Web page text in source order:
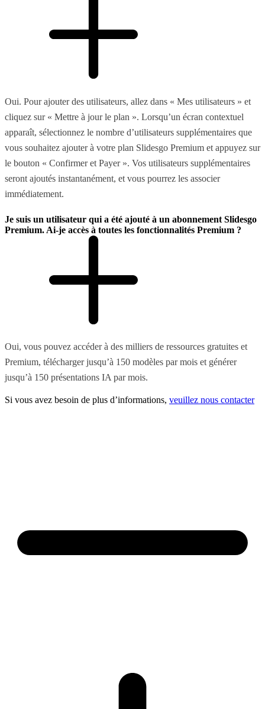
Oui. Pour ajouter des utilisateurs, allez dans « Mes utilisateurs » et
cliquez sur « Mettre à jour le plan ». Lorsqu’un écran contextuel
apparaît, sélectionnez le nombre d’utilisateurs supplémentaires que
vous souhaitez ajouter à votre plan Slidesgo Premium et appuyez sur
le bouton « Confirmer et Payer ». Vos utilisateurs supplémentaires
seront ajoutés instantanément, et vous pourrez les associer
immédiatement.
Je suis un utilisateur qui a été ajouté à un abonnement Slidesgo
Premium. Ai-je accès à toutes les fonctionnalités Premium ?
Oui, vous pouvez accéder à des milliers de ressources gratuites et
Premium, télécharger jusqu’à 150 modèles par mois et générer
jusqu’à 150 présentations IA par mois.
Si vous avez besoin de plus d’informations, veuillez nous contacter